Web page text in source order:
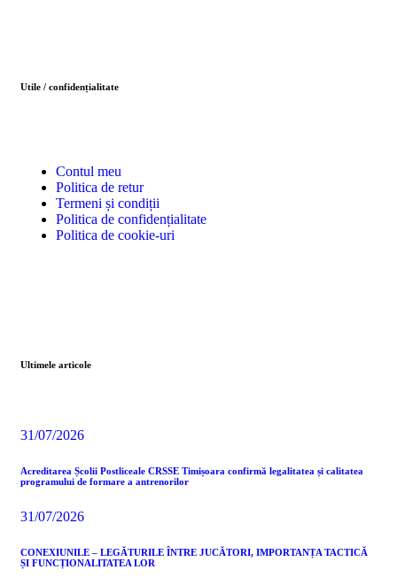
Utile / confidențialitate
Contul meu
Politica de retur
Termeni și condiții
Politica de confidențialitate
Politica de cookie-uri
Ultimele articole
31/07/2026
Acreditarea Școlii Postliceale CRSSE Timișoara confirmă legalitatea și calitatea
programului de formare a antrenorilor
31/07/2026
CONEXIUNILE – LEGĂTURILE ÎNTRE JUCĂTORI, IMPORTANȚA TACTICĂ
ȘI FUNCȚIONALITATEA LOR